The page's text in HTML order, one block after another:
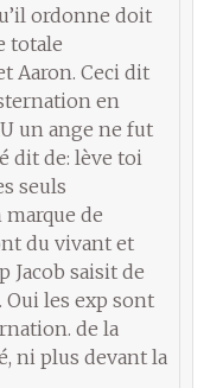
ordonne doit
totale
Aaron. Ceci dit
en
un ange ne fut
dit de: lève toi
seuls
de
du vivant et
Jacob saisit de
Oui les exp sont
de la
ni plus devant la